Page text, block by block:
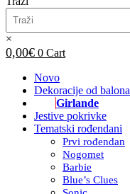
×
0,00€ 0 Cart
Novo
Dekoracije od balona
Girlande
Jestive pokrivke
Tematski rođendani
Prvi rođendan
Nogomet
Barbie
Blue’s Clues